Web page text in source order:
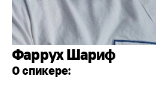
Фаррух Шариф
О спикере: